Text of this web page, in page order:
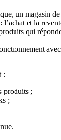
un magasin
l’achat et la
qui
:
produits ;
;